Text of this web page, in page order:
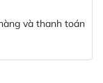
và thanh toán